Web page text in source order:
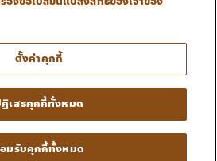
053 333 666
– 2024 Ornsirin Group Quality
You. All Rights Reserved.
Conditions • Privacy Policy
ตั้งค่าคุกกี้
เสธคุกกี้ทั้งหมด
มรับคุกกี้ทั้งหมด